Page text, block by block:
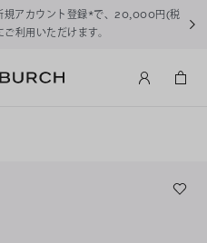
規アカウント登録*で、20,000円(税
利用いただけます。